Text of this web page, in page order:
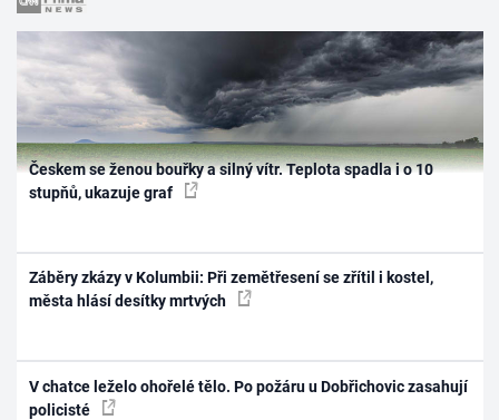
Českem se ženou bouřky a silný vítr. Teplota spadla i o 10
stupňů, ukazuje graf
Záběry zkázy v Kolumbii: Při zemětřesení se zřítil i kostel,
města hlásí desítky mrtvých
V chatce leželo ohořelé tělo. Po požáru u Dobřichovic zasahují
policisté